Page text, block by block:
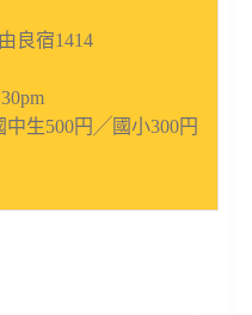
良宿1414
中生500円╱國小300円